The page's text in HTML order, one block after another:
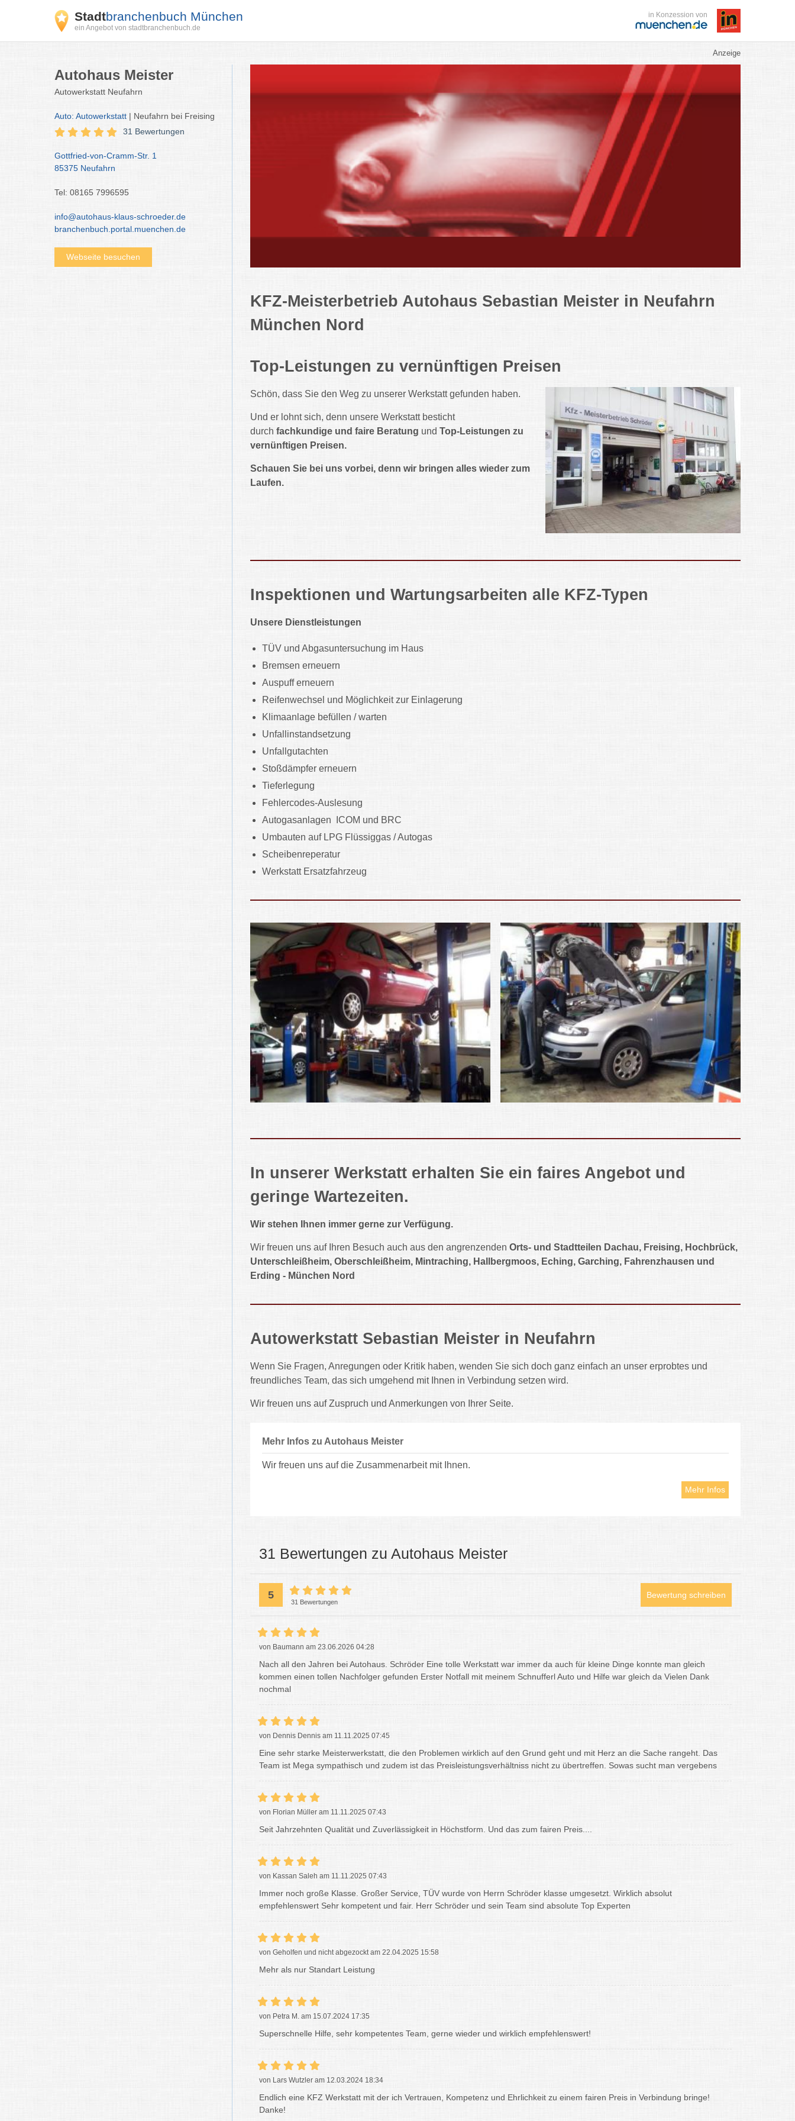
Stadtbranchenbuch München
ein Angebot von stadtbranchenbuch.de
in Konzession von
Anzeige
Autohaus Meister
Autowerkstatt Neufahrn
Auto: Autowerkstatt | Neufahrn bei Freising
31 Bewertungen
Gottfried-von-Cramm-Str. 1
85375 Neufahrn
Tel: 08165 7996595
info@autohaus-klaus-schroeder.de
branchenbuch.portal.muenchen.de
Webseite besuchen
KFZ-Meisterbetrieb Autohaus Sebastian Meister in Neufahrn
München Nord
Top-Leistungen zu vernünftigen Preisen
Schön, dass Sie den Weg zu unserer Werkstatt gefunden haben.
Und er lohnt sich, denn unsere Werkstatt besticht
durch fachkundige und faire Beratung und Top-Leistungen zu
vernünftigen Preisen.
Schauen Sie bei uns vorbei, denn wir bringen alles wieder zum
Laufen.
Inspektionen und Wartungsarbeiten alle KFZ-Typen
Unsere Dienstleistungen
TÜV und Abgasuntersuchung im Haus
Bremsen erneuern
Auspuff erneuern
Reifenwechsel und Möglichkeit zur Einlagerung
Klimaanlage befüllen / warten
Unfallinstandsetzung
Unfallgutachten
Stoßdämpfer erneuern
Tieferlegung
Fehlercodes-Auslesung
Autogasanlagen ICOM und BRC
Umbauten auf LPG Flüssiggas / Autogas
Scheibenreperatur
Werkstatt Ersatzfahrzeug
In unserer Werkstatt erhalten Sie ein faires Angebot und
geringe Wartezeiten.
Wir stehen Ihnen immer gerne zur Verfügung.
Wir freuen uns auf Ihren Besuch auch aus den angrenzenden Orts- und Stadtteilen Dachau, Freising, Hochbrück,
Unterschleißheim, Oberschleißheim, Mintraching, Hallbergmoos, Eching, Garching, Fahrenzhausen und
Erding - München Nord
Autowerkstatt Sebastian Meister in Neufahrn
Wenn Sie Fragen, Anregungen oder Kritik haben, wenden Sie sich doch ganz einfach an unser erprobtes und
freundliches Team, das sich umgehend mit Ihnen in Verbindung setzen wird.
Wir freuen uns auf Zuspruch und Anmerkungen von Ihrer Seite.
Mehr Infos zu Autohaus Meister
Wir freuen uns auf die Zusammenarbeit mit Ihnen.
Mehr Infos
31 Bewertungen zu Autohaus Meister
5
31 Bewertungen
Bewertung schreiben
von Baumann am 23.06.2026 04:28
Nach all den Jahren bei Autohaus. Schröder Eine tolle Werkstatt war immer da auch für kleine Dinge konnte man gleich
kommen einen tollen Nachfolger gefunden Erster Notfall mit meinem Schnufferl Auto und Hilfe war gleich da Vielen Dank
nochmal
von Dennis Dennis am 11.11.2025 07:45
Eine sehr starke Meisterwerkstatt, die den Problemen wirklich auf den Grund geht und mit Herz an die Sache rangeht. Das
Team ist Mega sympathisch und zudem ist das Preisleistungsverhältniss nicht zu übertreffen. Sowas sucht man vergebens
von Florian Müller am 11.11.2025 07:43
Seit Jahrzehnten Qualität und Zuverlässigkeit in Höchstform. Und das zum fairen Preis....
von Kassan Saleh am 11.11.2025 07:43
Immer noch große Klasse. Großer Service, TÜV wurde von Herrn Schröder klasse umgesetzt. Wirklich absolut
empfehlenswert Sehr kompetent und fair. Herr Schröder und sein Team sind absolute Top Experten
von Geholfen und nicht abgezockt am 22.04.2025 15:58
Mehr als nur Standart Leistung
von Petra M. am 15.07.2024 17:35
Superschnelle Hilfe, sehr kompetentes Team, gerne wieder und wirklich empfehlenswert!
von Lars Wutzler am 12.03.2024 18:34
Endlich eine KFZ Werkstatt mit der ich Vertrauen, Kompetenz und Ehrlichkeit zu einem fairen Preis in Verbindung bringe!
Danke!